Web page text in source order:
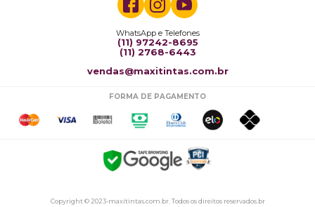
WhatsApp e Telefones
(11) 97242-8695
(11) 2768-6443
vendas@maxitintas.com.br
FORMA DE PAGAMENTO
Copyright © 2023-maxitintas.com.br. Todos os direitos reservados.br